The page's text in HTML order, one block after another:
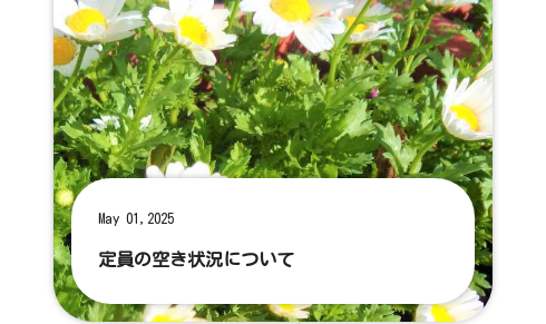
May 01,2025
定員の空き状況について